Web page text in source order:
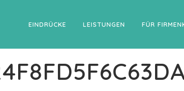
EINDRÜCKE LEISTUNGEN FÜR